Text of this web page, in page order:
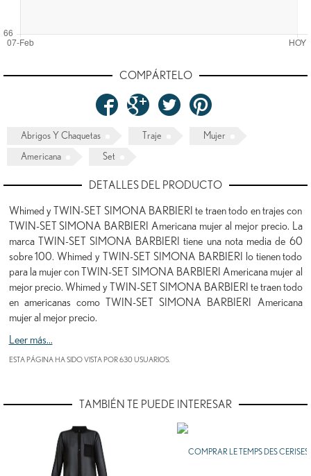
COMPÁRTELO
Abrigos Y Chaquetas Traje Mujer
Americana Set
DETALLES DEL PRODUCTO
Whimed y TWIN-SET SIMONA BARBIERI te traen todo en trajes con
TWIN-SET SIMONA BARBIERI Americana mujer al mejor precio. La
marca TWIN-SET SIMONA BARBIERI tiene una nota media de 60
sobre 100. Whimed y TWIN-SET SIMONA BARBIERI lo tienen todo
para la mujer con TWIN-SET SIMONA BARBIERI Americana mujer al
mejor precio. Whimed y TWIN-SET SIMONA BARBIERI te traen todo
en americanas como TWIN-SET SIMONA BARBIERI Americana
mujer al mejor precio.
Leer más...
ESTA PÁGINA HA SIDO VISTA POR 630 USUARIOS.
TAMBIÉN TE PUEDE INTERESAR